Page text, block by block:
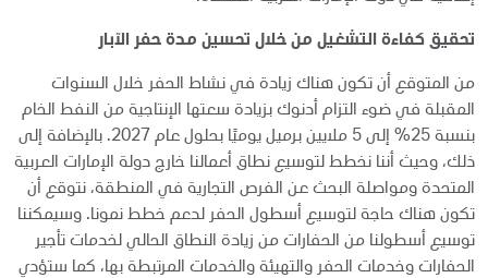
تحقيق كفاءة التشغيل من خلال تحسين مدة حفر الآبار
من المتوقع أن تكون هناك زيادة في نشاط الحفر خلال السنوات
المقبلة في ضوء التزام أدنوك بزيادة سعتها الإنتاجية من النفط الخام
بنسبة 25% إلى 5 ملايين برميل يوميًا بحلول عام 2027. بالإضافة إلى
ذلك، وحيث أننا نخطط لتوسيع نطاق أعمالنا خارج دولة الإمارات العربية
المتحدة ومواصلة البحث عن الفرص التجارية في المنطقة، نتوقع أن
تكون هناك حاجة لتوسيع أسطول الحفر لدعم خطط نمونا. وسيمكننا
توسيع أسطولنا من الحفارات من زيادة النطاق الحالي لخدمات تأجير
الحفارات وخدمات الحفر والتهيئة والخدمات المرتبطة بها، كما ستؤدي